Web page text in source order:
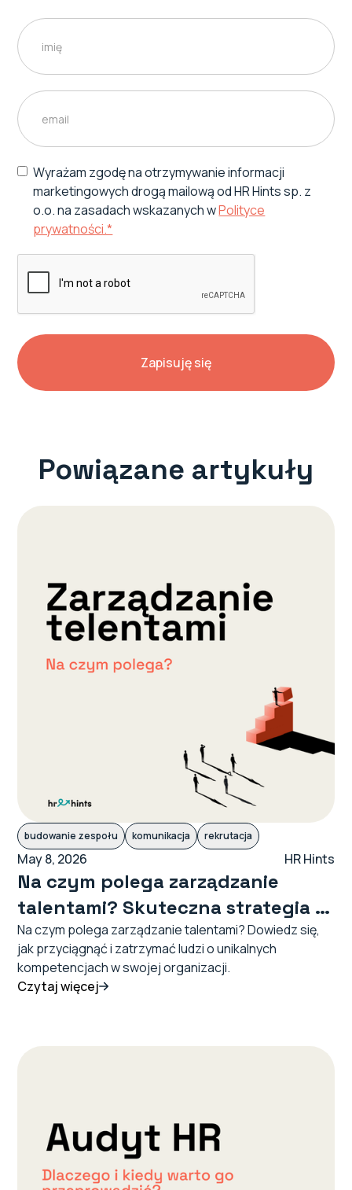
Wyrażam zgodę na otrzymywanie informacji
marketingowych drogą mailową od HR Hints sp. z
o.o. na zasadach wskazanych wPolityce
prywatności.*
Powiązane artykuły
budowanie zespołu komunikacja rekrutacja
May 8, 2026 HR Hints
Na czym polega zarządzanie
talentami? Skuteczna strategia w
świetle metody Culturivy®
Na czym polega zarządzanie talentami? Dowiedz się,
jak przyciągnąć i zatrzymać ludzi o unikalnych
kompetencjach w swojej organizacji.
Czytaj więcej